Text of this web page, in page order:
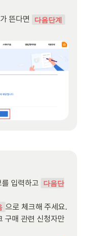
뜬다면 다음단계
입력하고
다음단
으로 체크해 주세요.
구매 관련 신청자만